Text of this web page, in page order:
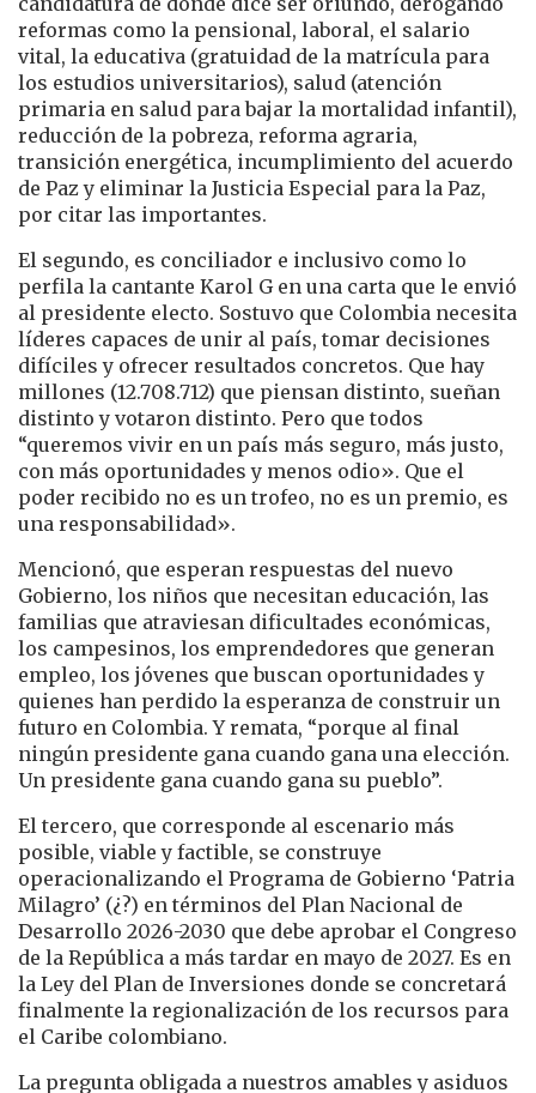
reformas como la pensional, laboral, el salario
vital, la educativa (gratuidad de la matrícula para
los estudios universitarios), salud (atención
primaria en salud para bajar la mortalidad infantil),
reducción de la pobreza, reforma agraria,
transición energética, incumplimiento del acuerdo
de Paz y eliminar la Justicia Especial para la Paz,
por citar las importantes.
El segundo, es conciliador e inclusivo como lo
perfila la cantante Karol G en una carta que le envió
al presidente electo. Sostuvo que Colombia necesita
líderes capaces de unir al país, tomar decisiones
difíciles y ofrecer resultados concretos. Que hay
millones (12.708.712) que piensan distinto, sueñan
distinto y votaron distinto. Pero que todos
“queremos vivir en un país más seguro, más justo,
con más oportunidades y menos odio». Que el
poder recibido no es un trofeo, no es un premio, es
una responsabilidad».
Mencionó, que esperan respuestas del nuevo
Gobierno, los niños que necesitan educación, las
familias que atraviesan dificultades económicas,
los campesinos, los emprendedores que generan
empleo, los jóvenes que buscan oportunidades y
quienes han perdido la esperanza de construir un
futuro en Colombia. Y remata, “porque al final
ningún presidente gana cuando gana una elección.
Un presidente gana cuando gana su pueblo”.
El tercero, que corresponde al escenario más
posible, viable y factible, se construye
operacionalizando el Programa de Gobierno ‘Patria
Milagro’ (¿?) en términos del Plan Nacional de
Desarrollo 2026-2030 que debe aprobar el Congreso
de la República a más tardar en mayo de 2027. Es en
la Ley del Plan de Inversiones donde se concretará
finalmente la regionalización de los recursos para
el Caribe colombiano.
La pregunta obligada a nuestros amables y asiduos